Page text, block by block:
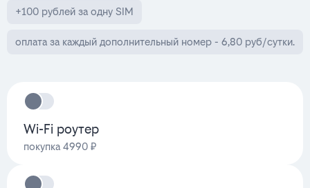
+100 рублей за одну SIM
оплата за каждый дополнительный номер - 6,80 руб/сутки.
Wi-Fi роутер
покупка 4990 ₽